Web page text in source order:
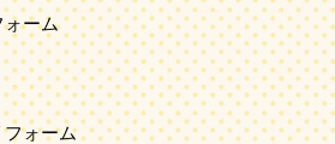
ォーム
ォーム